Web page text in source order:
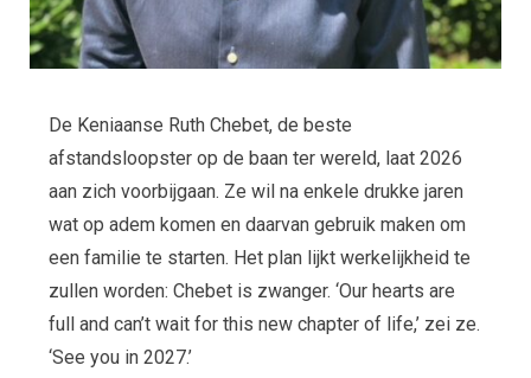
De Keniaanse Ruth Chebet, de beste
afstandsloopster op de baan ter wereld, laat 2026
aan zich voorbijgaan. Ze wil na enkele drukke jaren
wat op adem komen en daarvan gebruik maken om
een familie te starten. Het plan lijkt werkelijkheid te
zullen worden: Chebet is zwanger. ‘Our hearts are
full and can’t wait for this new chapter of life,’ zei ze.
‘See you in 2027.’